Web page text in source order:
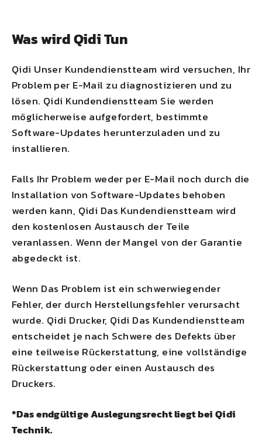
Was wirdQidiTun
Qidi Unser Kundendienstteam wird versuchen, Ihr
Problem per E-Mail zu diagnostizieren und zu
lösen. Qidi Kundendienstteam Sie werden
möglicherweise aufgefordert, bestimmte
Software-Updates herunterzuladen und zu
installieren.
Falls Ihr Problem weder per E-Mail noch durch die
Installation von Software-Updates behoben
werden kann, Qidi Das Kundendienstteam wird
den kostenlosen Austausch der Teile
veranlassen. Wenn der Mangel von der Garantie
abgedeckt ist.
Wenn Das Problem ist ein schwerwiegender
Fehler, der durch Herstellungsfehler verursacht
wurde. Qidi Drucker, Qidi Das Kundendienstteam
entscheidet je nach Schwere des Defekts über
eine teilweise Rückerstattung, eine vollständige
Rückerstattung oder einen Austausch des
Druckers.
*Das endgültige Auslegungsrecht liegt beiQidi
Technik.